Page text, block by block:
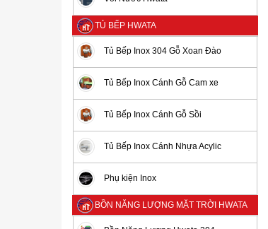
TỦ BẾP HWATA
Tủ Bếp Inox 304 Gỗ Xoan Đào
Tủ Bếp Inox Cánh Gỗ Cam xe
Tủ Bếp Inox Cánh Gỗ Sồi
Tủ Bếp Inox Cánh Nhựa Acylic
Phụ kiện Inox
BỒN NĂNG LƯỢNG MẶT TRỜI HWATA